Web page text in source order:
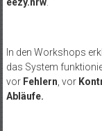
In den Workshops
das System
vor Fehlern , vor
Abläufe.